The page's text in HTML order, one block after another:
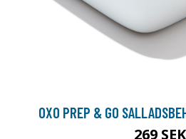
OXO PREP & GO
269 SEK